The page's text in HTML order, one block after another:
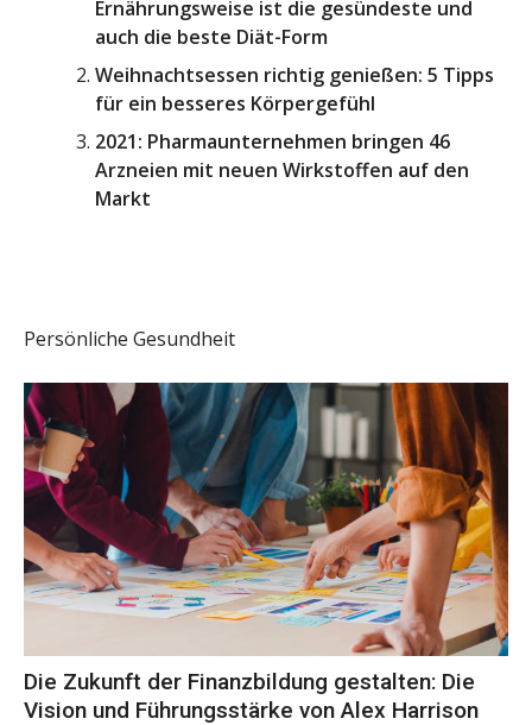
Ernährungsweise ist die gesündeste und
auch die beste Diät-Form
Weihnachtsessen richtig genießen: 5 Tipps
für ein besseres Körpergefühl
2021: Pharmaunternehmen bringen 46
Arzneien mit neuen Wirkstoffen auf den
Markt
Persönliche Gesundheit
Die Zukunft der Finanzbildung gestalten: Die
Vision und Führungsstärke von Alex Harrison